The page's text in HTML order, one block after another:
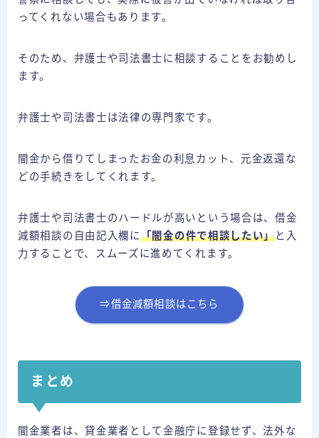
ってくれない場合もあります。
そのため、弁護士や司法書士に相談することをお勧めし
ます。
弁護士や司法書士は法律の専門家です。
闇金から借りてしまったお金の利息カット、元金返還な
どの手続きをしてくれます。
弁護士や司法書士のハードルが高いという場合は、借金
減額相談の自由記入欄に「闇金の件で相談したい」と入
力することで、スムーズに進めてくれます。
⇒借金減額相談はこちら
まとめ
闇金業者は、貸金業者として金融庁に登録せず、法外な